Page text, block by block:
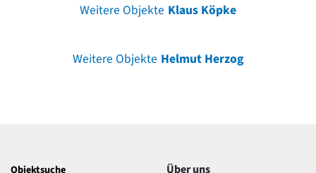
Weitere Objekte Klaus Köpke
Weitere Objekte Helmut Herzog
Objektsuche Über uns